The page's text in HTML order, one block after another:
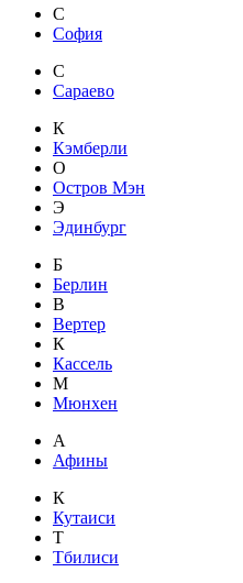
С
София
С
Сараево
К
Кэмберли
О
Остров Мэн
Э
Эдинбург
Б
Берлин
В
Вертер
К
Кассель
М
Мюнхен
А
Афины
К
Кутаиси
Т
Тбилиси